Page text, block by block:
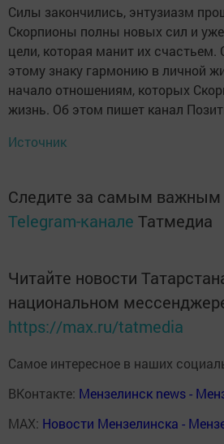
Силы закончились, энтузиазм
Скорпионы полны новых сил и
цели, которая манит их счастьем.
этому знаку гармонию в личной
начало отношениям, которых
жизнь. Об этом пишет канал
Источник
Следите за самым важным
Telegram-канале Татмедиа
Читайте новости
национальном
https://max.ru/tatmedia
Самое интересное в наших
ВКонтакте: Мензелинск news -
MAX: Новости Мензелинска -